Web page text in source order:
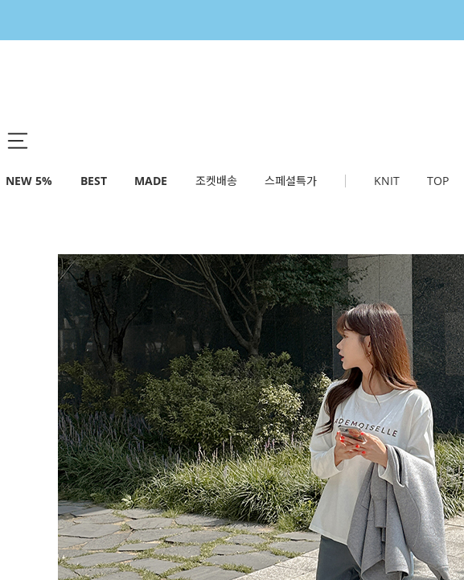
NEW 5% BEST MADE 조켓배송 스페셜특가 KNIT TOP